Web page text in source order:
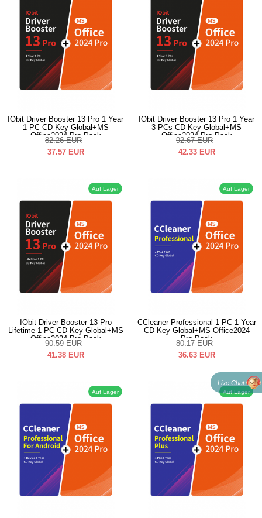
IObit Driver Booster 13 Pro 1 Year
1 PC CD Key Global+MS
Office2024 Pro Pack
82.26 EUR
37.57 EUR
IObit Driver Booster 13 Pro 1 Year
3 PCs CD Key Global+MS
Office2024 Pro Pack
92.67 EUR
42.33 EUR
Auf Lager
IObit Driver Booster 13 Pro
Lifetime 1 PC CD Key Global+MS
Office2024 Pro Pack
90.59 EUR
41.38 EUR
Auf Lager
CCleaner Professional 1 PC 1 Year
CD Key Global+MS Office2024
Pro Pack
80.17 EUR
36.63 EUR
Auf Lager Auf Lager
Live Chat